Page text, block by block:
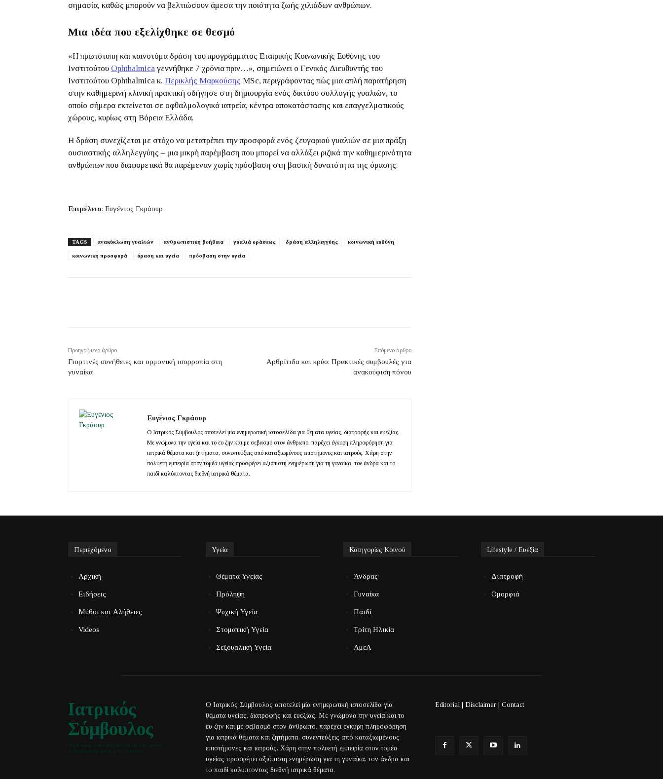
σημασία, καθώς μπορούν να βελτιώσουν άμεσα την ποιότητα ζωής χιλιάδων ανθρώπων.
Μια ιδέα που εξελίχθηκε σε θεσμό
«Η πρωτότυπη και καινοτόμα δράση του προγράμματος Εταιρικής Κοινωνικής Ευθύνης του
Ινστιτούτου Ophthalmica γεννήθηκε 7 χρόνια πριν…», σημειώνει ο Γενικός Διευθυντής του
Ινστιτούτου Ophthalmica κ. Περικλής Μαρκούσης MSc, περιγράφοντας πώς μια απλή παρατήρηση
στην καθημερινή κλινική πρακτική οδήγησε στη δημιουργία ενός δικτύου συλλογής γυαλιών, το
οποίο σήμερα εκτείνεται σε οφθαλμολογικά ιατρεία, κέντρα αποκατάστασης και επαγγελματικούς
χώρους, κυρίως στη Βόρεια Ελλάδα.
Η δράση συνεχίζεται με στόχο να μετατρέπει την προσφορά ενός ζευγαριού γυαλιών σε μια πράξη
ουσιαστικής αλληλεγγύης – μια μικρή παρέμβαση που μπορεί να αλλάξει ριζικά την καθημερινότητα
ανθρώπων που διαφορετικά θα παρέμεναν χωρίς πρόσβαση στη βασική δυνατότητα της όρασης.
Επιμέλεια: Ευγένιος Γκράουρ
TAGS ανακύκλωση γυαλιών ανθρωπιστική βοήθεια γυαλιά οράσεως δράση αλληλεγγύης κοινωνική ευθύνη
κοινωνική προσφορά όραση και υγεία πρόσβαση στην υγεία
Προηγούμενο άρθρο
Γιορτινές συνήθειες και ορμονική ισορροπία στη
γυναίκα
Επόμενο άρθρο
Αρθρίτιδα και κρύο: Πρακτικές συμβουλές για
ανακούφιση πόνου
Ευγένιος Γκράουρ
Ο Ιατρικός Σύμβουλος αποτελεί μία ενημερωτική ιστοσελίδα για θέματα υγείας, διατροφής και ευεξίας.
Με γνώμονα την υγεία και το ευ ζην και με σεβασμό στον άνθρωπο, παρέχει έγκυρη πληροφόρηση για
ιατρικά θέματα και ζητήματα, συνεντεύξεις από καταξιωμένους επιστήμονες και ιατρούς. Χάρη στην
πολυετή εμπειρία στον τομέα υγείας προσφέρει αξιόπιστη ενημέρωση για τη γυναίκα, τον άνδρα και το
παιδί καλύπτοντας διεθνή ιατρικά θέματα.
Περιεχόμενο
Αρχική
Ειδήσεις
Μύθοι και Αλήθειες
Videos
Υγεία
Θέματα Υγείας
Πρόληψη
Ψυχική Υγεία
Στοματική Υγεία
Σεξουαλική Υγεία
Κατηγορίες Κοινού
Άνδρας
Γυναίκα
Παιδί
Τρίτη Ηλικία
ΑμεΑ
Lifestyle / Ευεξία
Διατροφή
Ομορφιά
Ιατρικός
Σύμβουλος
Ο Ιατρικός Σύμβουλος αποτελεί μία ενημερωτική ιστοσελίδα για
θέματα υγείας, διατροφής και ευεξίας. Με γνώμονα την υγεία και το
ευ ζην και με σεβασμό στον άνθρωπο, παρέχει έγκυρη πληροφόρηση
για ιατρικά θέματα και ζητήματα, συνεντεύξεις από καταξιωμένους
επιστήμονες και ιατρούς. Χάρη στην πολυετή εμπειρία στον τομέα
υγείας προσφέρει αξιόπιστη ενημέρωση για τη γυναίκα, τον άνδρα και
το παιδί καλύπτοντας διεθνή ιατρικά θέματα.
Editorial Disclaimer Contact